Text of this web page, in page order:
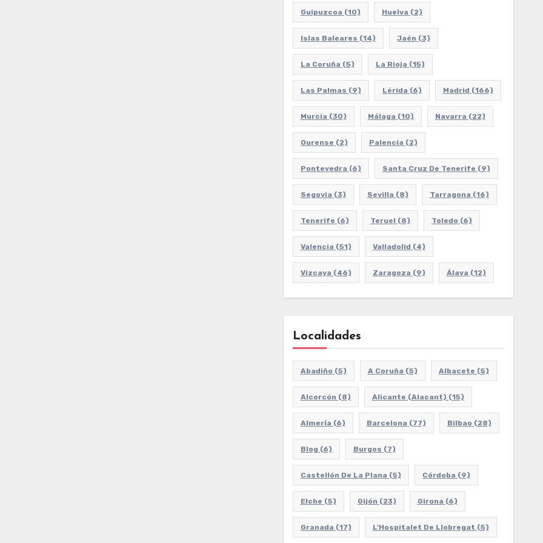
Guipuzcoa (10) Huelva (2)
Islas Baleares (14) Jaén (3)
La Coruña (5) La Rioja (15)
Las Palmas (9) Lérida (6) Madrid (166)
Murcia (30) Málaga (10) Navarra (22)
Ourense (2) Palencia (2)
Pontevedra (6) Santa Cruz De Tenerife (9)
Segovia (3) Sevilla (8) Tarragona (16)
Tenerife (6) Teruel (8) Toledo (6)
Valencia (51) Valladolid (4)
Vizcaya (46) Zaragoza (9) Álava (12)
Localidades
Abadiño (5) A Coruña (5) Albacete (5)
Alcorcón (8) Alicante (Alacant) (15)
Almería (6) Barcelona (77) Bilbao (28)
Blog (6) Burgos (7)
Castellón De La Plana (5) Córdoba (9)
Elche (5) Gijón (23) Girona (6)
Granada (17) L'Hospitalet De Llobregat (5)